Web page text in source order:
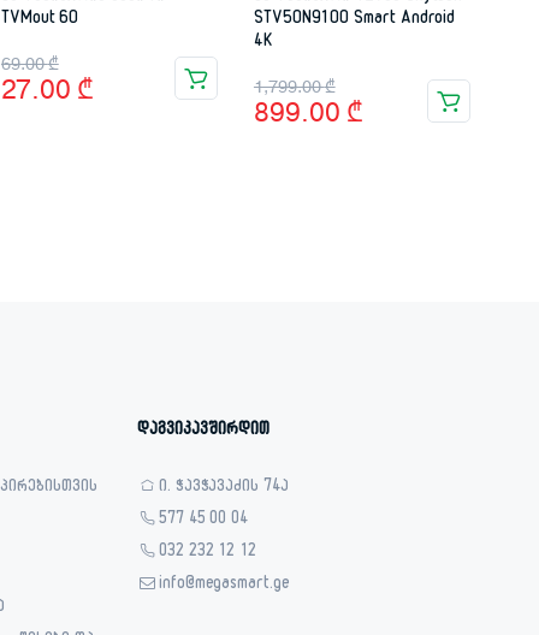
TVMout 60
69.00₾
Original
price
27.00 ₾
Current
price
STV50N9100 Smart Android
4K
1,799.00₾
Original
price
899.00 ₾
Current
price
დაგვიკავშირდით
ი. ჭავჭავაძის 74ა
577 45 00 04
032 232 12 12
info@megasmart.ge